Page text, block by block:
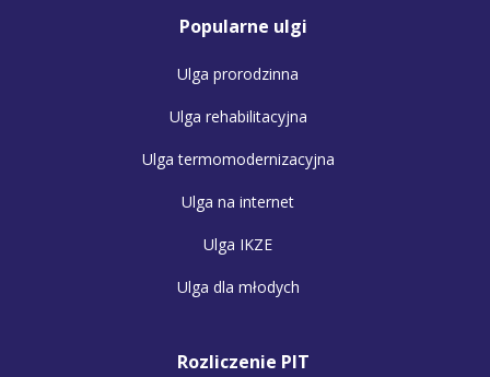
Popularne ulgi
Ulga prorodzinna
Ulga rehabilitacyjna
Ulga termomodernizacyjna
Ulga na internet
Ulga IKZE
Ulga dla młodych
Rozliczenie PIT